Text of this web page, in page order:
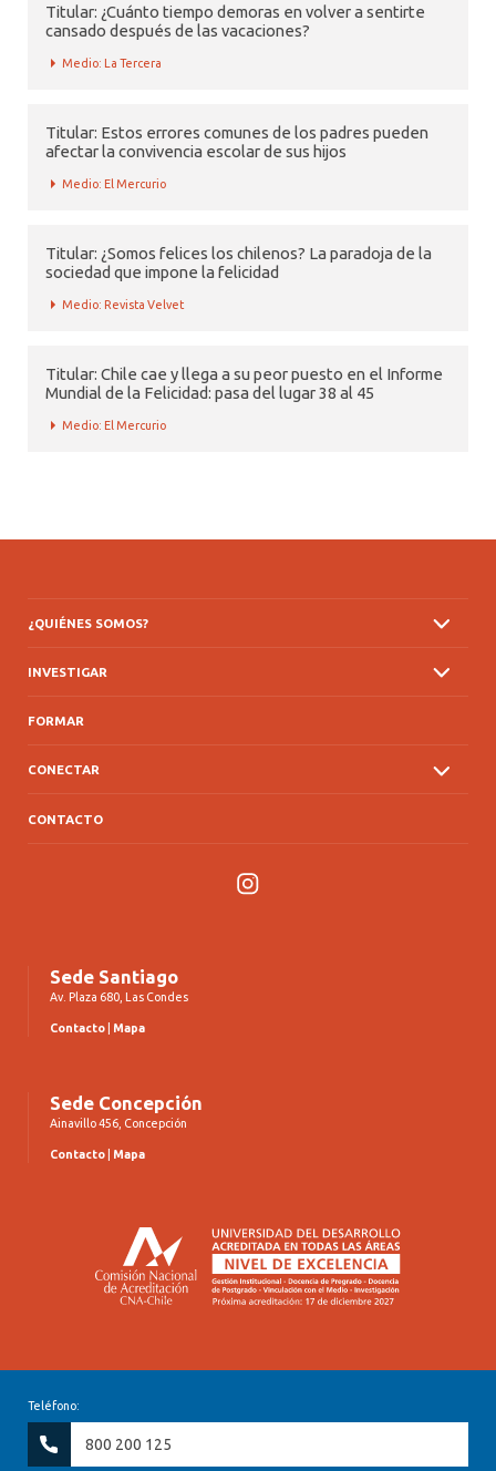
Titular: ¿Cuánto tiempo demoras en volver a sentirte
cansado después de las vacaciones?
Medio: La Tercera
Titular: Estos errores comunes de los padres pueden
afectar la convivencia escolar de sus hijos
Medio: El Mercurio
Titular: ¿Somos felices los chilenos? La paradoja de la
sociedad que impone la felicidad
Medio: Revista Velvet
Titular: Chile cae y llega a su peor puesto en el Informe
Mundial de la Felicidad: pasa del lugar 38 al 45
Medio: El Mercurio
¿QUIÉNES SOMOS?
INVESTIGAR
FORMAR
CONECTAR
CONTACTO
Instagram
Sede Santiago
Av. Plaza 680, Las Condes
Contacto Mapa
Sede Concepción
Ainavillo 456, Concepción
Contacto Mapa
Teléfono:
800 200 125